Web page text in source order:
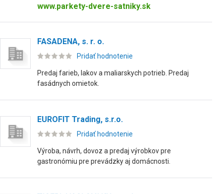
www.parkety-dvere-satniky.sk
FASADENA, s. r. o.
Pridať hodnotenie
Predaj farieb, lakov a maliarskych potrieb. Predaj
fasádnych omietok.
EUROFIT Trading, s.r.o.
Pridať hodnotenie
Výroba, návrh, dovoz a predaj výrobkov pre
gastronómiu pre prevádzky aj domácnosti.